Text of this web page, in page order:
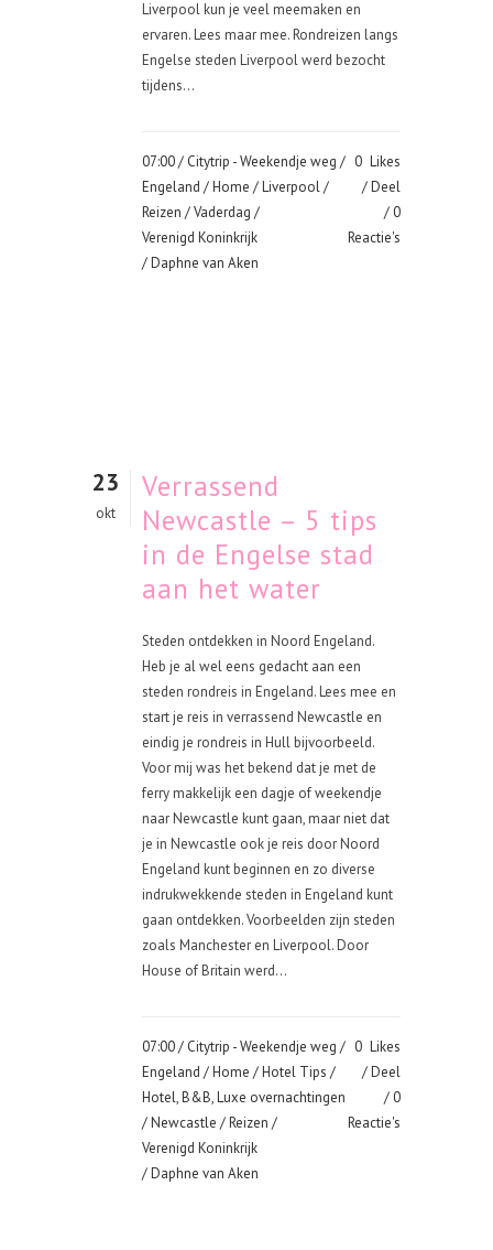
Liverpool kun je veel meemaken en
ervaren. Lees maar mee. Rondreizen langs
Engelse steden Liverpool werd bezocht
tijdens...
07:00 / Citytrip - Weekendje weg /
Engeland /Home /Liverpool/
Reizen /Vaderdag /
Verenigd Koninkrijk
/ Daphne van Aken
0 Likes
Deel
0
Reactie's
23
okt
Verrassend
Newcastle – 5 tips
in de Engelse stad
aan het water
Steden ontdekken in Noord Engeland.
Heb je al wel eens gedacht aan een
steden rondreis in Engeland. Lees mee en
start je reis in verrassend Newcastle en
eindig je rondreis in Hull bijvoorbeeld.
Voor mij was het bekend dat je met de
ferry makkelijk een dagje of weekendje
naar Newcastle kunt gaan, maar niet dat
je in Newcastle ook je reis door Noord
Engeland kunt beginnen en zo diverse
indrukwekkende steden in Engeland kunt
gaan ontdekken. Voorbeelden zijn steden
zoals Manchester en Liverpool. Door
House of Britain werd...
07:00 / Citytrip - Weekendje weg /
Engeland /Home /Hotel Tips /
Hotel, B&B, Luxe overnachtingen
/Newcastle /Reizen /
Verenigd Koninkrijk
/ Daphne van Aken
0 Likes
Deel
0
Reactie's